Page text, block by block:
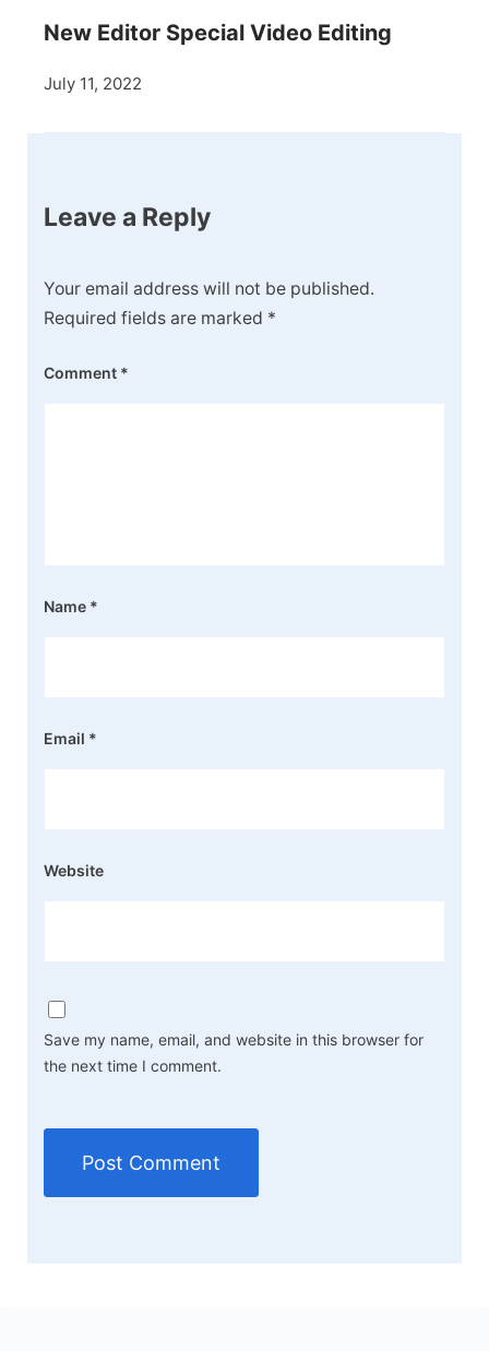
New Editor Special Video Editing
July 11, 2022
Leave a Reply
Your email address will not be published.
Required fields are marked *
Comment *
Name *
Email *
Website
Save my name, email, and website in this browser for
the next time I comment.